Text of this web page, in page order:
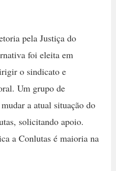
pela Justiça do
foi eleita em
o sindicato e
Um grupo de
a atual situação do
solicitando apoio.
a Conlutas é maioria na